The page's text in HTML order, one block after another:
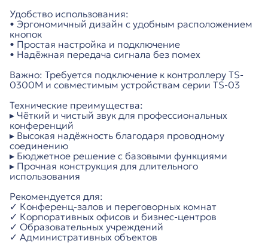
Удобство использования:
• Эргономичный дизайн с удобным расположением
кнопок
• Простая настройка и подключение
• Надёжная передача сигнала без помех
Важно: Требуется подключение к контроллеру TS-
0300M и совместимым устройствам серии TS-03
Технические преимущества:
▸ Чёткий и чистый звук для профессиональных
конференций
▸ Высокая надёжность благодаря проводному
соединению
▸ Бюджетное решение с базовыми функциями
▸ Прочная конструкция для длительного
использования
Рекомендуется для:
✓ Конференц-залов и переговорных комнат
✓ Корпоративных офисов и бизнес-центров
✓ Образовательных учреждений
✓ Административных объектов